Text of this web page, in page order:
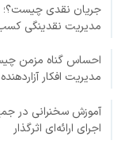
جریان نقدی چیست؟؛
مدیریت نقدینگی
احساس گناه مزمن
مدیریت افکار آزاردهنده
آموزش سخنرانی در
اجرای ارائه‌ای اثرگذار